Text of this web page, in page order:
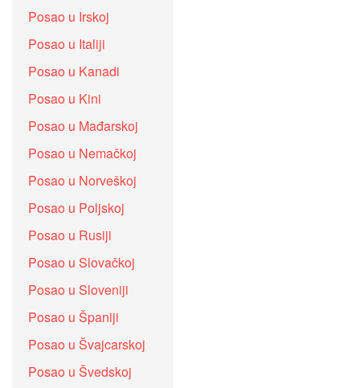
Posao u Irskoj
Posao u Italiji
Posao u Kanadi
Posao u Kini
Posao u Mađarskoj
Posao u Nemačkoj
Posao u Norveškoj
Posao u Poljskoj
Posao u Rusiji
Posao u Slovačkoj
Posao u Sloveniji
Posao u Španiji
Posao u Švajcarskoj
Posao u Švedskoj